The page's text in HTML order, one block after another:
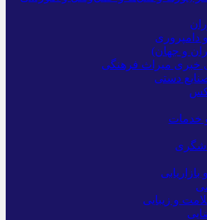
دامپروری
و جهان)
خبری میراث فرهنگی
دستی
خدمات
و زیبایی